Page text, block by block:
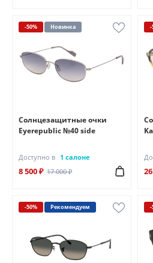
-50% Новинка
Солнцезащитные очки
Eyerepublic №40 side
Доступно в 1 салоне
8 500 ₽ 17 000 ₽
-
-50% Рекомендуем -